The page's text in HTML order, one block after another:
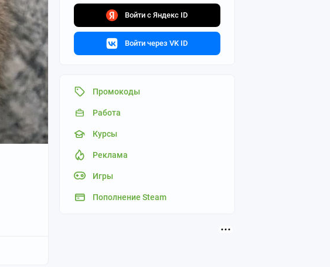
Войти с Яндекс ID
Войти через VK ID
Промокоды
Работа
Курсы
Реклама
Игры
Пополнение Steam